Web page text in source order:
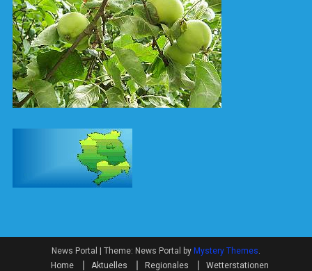
News Portal Theme: News Portal by Mystery Themes.
Home
Aktuelles Regionales Wetterstationen